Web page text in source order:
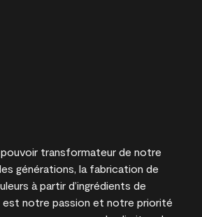
transformateur de notre
générations, la fabrication de
à partir d’ingrédients de
est notre passion et notre priorité